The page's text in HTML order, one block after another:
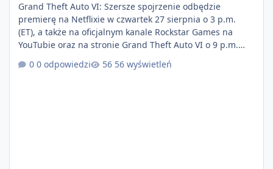
Grand Theft Auto VI: Szersze spojrzenie odbędzie
premierę na Netflixie w czwartek 27 sierpnia o 3 p.m.
(ET), a także na oficjalnym kanale Rockstar Games na
YouTubie oraz na stronie Grand Theft Auto VI o 9 p.m.
(ET) 27 sierpnia. https://netflix.com/GTAVI Grand Theft
Auto VI będzie dostępne 19 listopada na PlayStation 5
0 odpowiedzi 56 wyświetleń